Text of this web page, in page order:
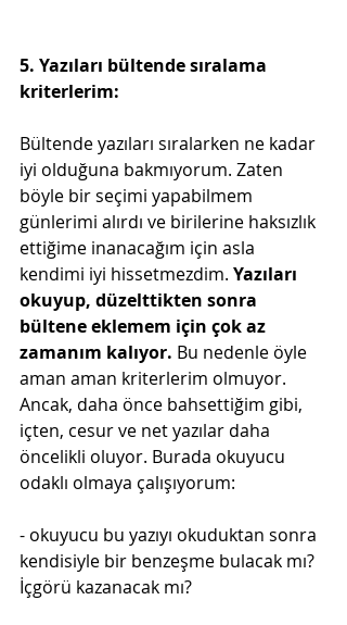
5. Yazıları bültende sıralama
kriterlerim:
Bültende yazıları sıralarken ne kadar
iyi olduğuna bakmıyorum. Zaten
böyle bir seçimi yapabilmem
günlerimi alırdı ve birilerine haksızlık
ettiğime inanacağım için asla
kendimi iyi hissetmezdim. Yazıları
okuyup, düzelttikten sonra
bültene eklemem için çok az
zamanım kalıyor. Bu nedenle öyle
aman aman kriterlerim olmuyor.
Ancak, daha önce bahsettiğim gibi,
içten, cesur ve net yazılar daha
öncelikli oluyor. Burada okuyucu
odaklı olmaya çalışıyorum:
- okuyucu bu yazıyı okuduktan sonra
kendisiyle bir benzeşme bulacak mı?
İçgörü kazanacak mı?